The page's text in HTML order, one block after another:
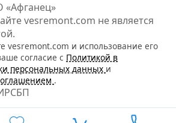
«Афганец»
vesremont.com не является
vesremont.com и использование его
согласие с Политикой в
персональных данных и
.
СБП